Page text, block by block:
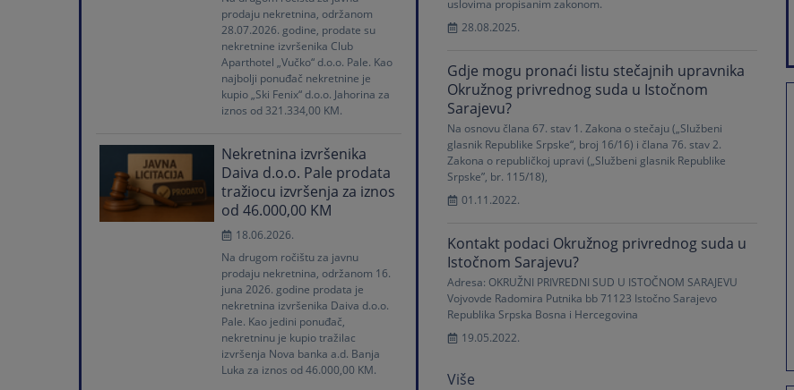
prodaju nekretnina, održanom
28.07.2026. godine, prodate su
nekretnine izvršenika Club
Aparthotel „Vučko“ d.o.o. Pale. Kao
najbolji ponuđač nekretnine je
kupio „Ski Fenix“ d.o.o. Jahorina za
iznos od 321.334,00 KM.
Nekretnina izvršenika
Daiva d.o.o. Pale prodata
tražiocu izvršenja za iznos
od 46.000,00 KM
18.06.2026.
Na drugom ročištu za javnu
prodaju nekretnina, održanom 16.
juna 2026. godine prodata je
nekretnina izvršenika Daiva d.o.o.
Pale. Kao jedini ponuđač,
nekretninu je kupio tražilac
izvršenja Nova banka a.d. Banja
Luka za iznos od 46.000,00 KM.
uslovima propisanim zakonom.
28.08.2025.
Gdje mogu pronaći listu stečajnih upravnika
Okružnog privrednog suda u Istočnom
Sarajevu?
Na osnovu člana 67. stav 1. Zakona o stečaju („Službeni
glasnik Republike Srpske“, broj 16/16) i člana 76. stav 2.
Zakona o republičkoj upravi („Službeni glasnik Republike
Srpske”, br. 115/18),
01.11.2022.
Kontakt podaci Okružnog privrednog suda u
Istočnom Sarajevu?
Adresa: OKRUŽNI PRIVREDNI SUD U ISTOČNOM SARAJEVU
Vojvovde Radomira Putnika bb 71123 Istočno Sarajevo
Republika Srpska Bosna i Hercegovina
19.05.2022.
Više